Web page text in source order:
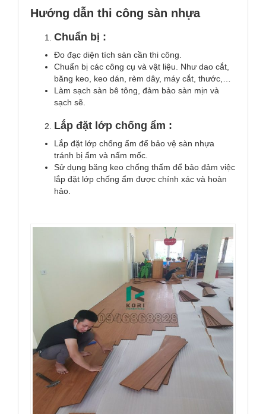
Hướng dẫn thi công sàn nhựa
Chuẩn bị :
Đo đạc diện tích sàn cần thi công.
Chuẩn bị các công cụ và vật liệu. Như dao cắt,
băng keo, keo dán, rèm dây, máy cắt, thước,…
Làm sạch sàn bê tông, đảm bảo sàn mịn và
sạch sẽ.
Lắp đặt lớp chống ẩm :
Lắp đặt lớp chống ẩm để bảo vệ sàn nhựa
tránh bị ẩm và nấm mốc.
Sử dụng băng keo chống thấm để bảo đảm việc
lắp đặt lớp chống ẩm được chính xác và hoàn
hảo.